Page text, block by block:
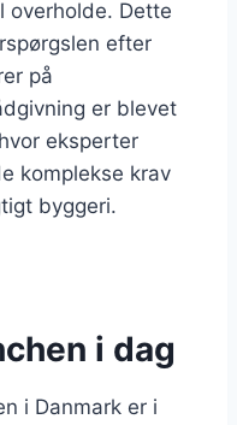
overholde. Dette
efter
på
er blevet
eksperter
komplekse krav
byggeri.
i dag
i Danmark er i